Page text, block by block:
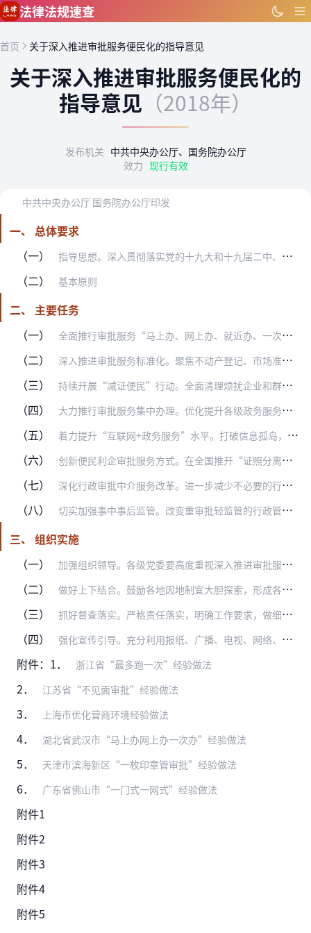
跳到主要内容
法律法规速查
首页 关于深入推进审批服务便民化的指导意见
关于深入推进审批服务便民化的
指导意见 （2018年）
发布机关 中共中央办公厅、国务院办公厅
效力 现行有效
中共中央办公厅 国务院办公厅印发
一、 总体要求
（一）
指导思想。深入贯彻落实党的十九大和十九届二中、三中全会精神，以习近平新时代中国特色社会主义思想为指导，加大转变政府职能和简政放权力度，以更快更好方便企业和群众办…
（二） 基本原则
二、 主要任务
（一）
全面推行审批服务“马上办、网上办、就近办、一次办”。在梳理公布政府权责清单和公共服务事项清单基础上，以企业和群众办好“一件事”为标准，进一步提升审批服务效能。合…
（二） 深入推进审批服务标准化。聚焦不动产登记、市场准入、企业投资、建设工程、民生事务等办理量大、企业和群众关注的重点领域重点事项，按照减环节、减材料、减时限、减费用的…
（三） 持续开展“减证便民”行动。全面清理烦扰企业和群众的“奇葩”证明、循环证明、重复证明等各类无谓证明，大力减少盖章、审核、备案、确认、告知等各种繁琐环节和手续。凡没…
（四） 大力推行审批服务集中办理。优化提升各级政务服务大厅“一站式”功能，进一步推动审批服务事项进驻大厅统一办理。将部门分设的办事窗口整合为综合窗口，完善“前台综合受理…
（五） 着力提升“互联网+政务服务”水平。打破信息孤岛，统一明确各部门信息共享的种类、标准、范围、流程，加快推进部门政务信息联通共用。按照“整合是原则、孤网是例外”的要…
（六） 创新便民利企审批服务方式。在全国推开“证照分离”改革，扎实推进“照后减证”，进一步压缩企业开办时间。全面推动在建设工程领域实行联合勘验、联合审图、联合测绘、联合…
（七） 深化行政审批中介服务改革。进一步减少不必要的行政审批中介服务事项，无法定依据的一律取消。对已取消的中央指定地方实施行政审批中介服务事项和证明材料，各地不再作为行…
（八） 切实加强事中事后监管。改变重审批轻监管的行政管理方式，把更多行政资源从事前审批转到加强事中事后监管上来。按照权责对等、权责一致和“谁审批谁监管、谁主管谁监管”原…
三、 组织实施
（一）
加强组织领导。各级党委要高度重视深入推进审批服务便民化工作，切实履行领导责任，把这项工作列入重要议事日程，做好与地方机构改革统筹结合，研究重大问题，把握改革方向…
（二） 做好上下结合。鼓励各地因地制宜大胆探索，形成各具特色经验做法，创造更多管用可行的“土特产”、“一招鲜”。建立健全协作攻关机制，对不动产登记、市场准入、企业投资、…
（三） 抓好督查落实。严格责任落实，明确工作要求，做细做实各项工作，防止空喊口号、流于形式。按照“三个区分开来”原则，完善进一步激励广大干部担当作为的制度机制，对落实到…
（四） 强化宣传引导。充分利用报纸、广播、电视、网络、新媒体等载体宣传典型经验和做法，加大总结推广力度，促进相互学习借鉴提高。将改革宣传与信息公开、政策解读、社会监督等…
附件：1． 浙江省“最多跑一次”经验做法
2． 江苏省“不见面审批”经验做法
3． 上海市优化营商环境经验做法
4． 湖北省武汉市“马上办网上办一次办”经验做法
5． 天津市滨海新区“一枚印章管审批”经验做法
6． 广东省佛山市“一门式一网式”经验做法
附件1
附件2
附件3
附件4
附件5